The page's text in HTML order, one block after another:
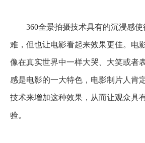
360全景拍摄技术具有的沉浸感使
难，但也让电影看起来效果更佳。电
像在真实世界中一样大哭、大笑或者
感是电影的一大特色，电影制片人肯
技术来增加这种效果，从而让观众具
验。